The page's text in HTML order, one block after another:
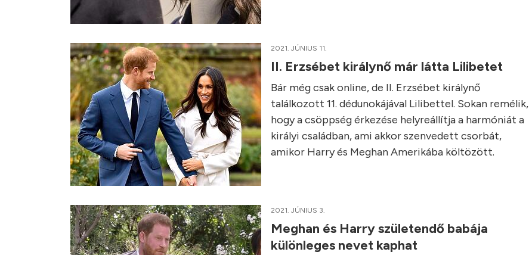
2021. JÚNIUS 11.
II. Erzsébet királynő már látta Lilibetet
Bár még csak online, de II. Erzsébet királynő
találkozott 11. dédunokájával Lilibettel. Sokan remélik,
hogy a csöppség érkezése helyreállítja a harmóniát a
királyi családban, ami akkor szenvedett csorbát,
amikor Harry és Meghan Amerikába költözött.
2021. JÚNIUS 3.
Meghan és Harry születendő babája
különleges nevet kaphat